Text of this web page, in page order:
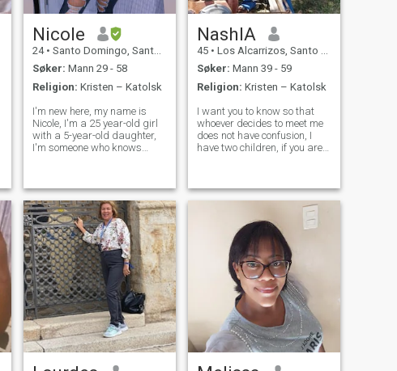
Nicole
24 • Santo Domingo, Santo Domingo, Den Dominikanske Rep.
Søker: Mann 29 - 58
Religion: Kristen – Katolsk
I'm new here, my name is
Nicole, I'm a 25 year-old girl
with a 5-year-old daughter,
I'm someone who knows
knows what she wants, I'm
loving, affectionate and loyal
to thos
NashlA
45 • Los Alcarrizos, Santo Domingo, Den Dominikanske Rep.
Søker: Mann 39 - 59
Religion: Kristen – Katolsk
I want you to know so that
whoever decides to meet me
does not have confusion, I
have two children, if you are
not waste time and I do not